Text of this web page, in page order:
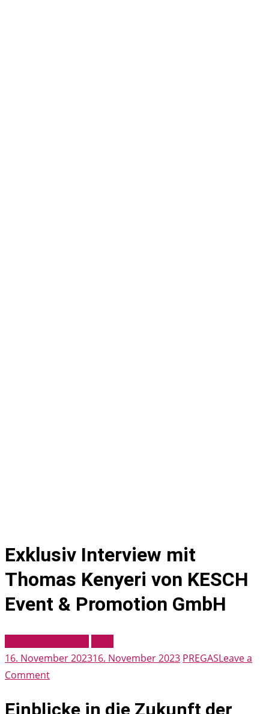
Exklusiv Interview mit
Thomas Kenyeri von KESCH
Event & Promotion GmbH
16. November 202316. November 2023 PREGASLeave a
Commenton
Interview
Einblicke in die Zukunft der